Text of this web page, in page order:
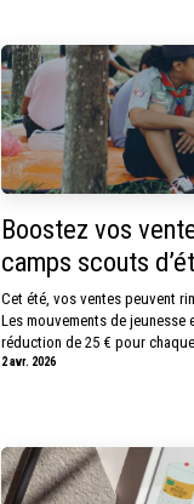
Boostez vos
camps scouts
Cet été, vos ventes peuvent
Les mouvements de jeunesse
réduction de 25 € pour
2 avr. 2026